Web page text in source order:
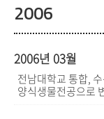
2006
2006년 03월
전남대학교 통합,
양식생물전공으로